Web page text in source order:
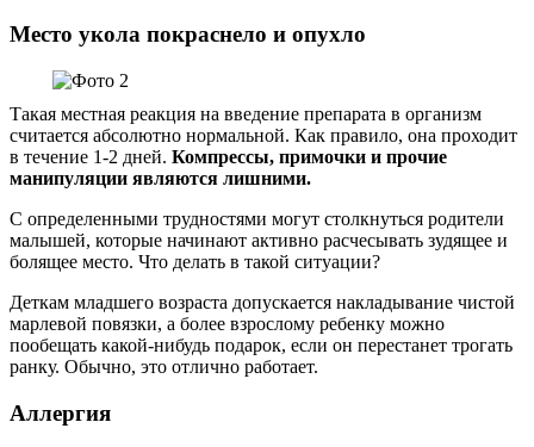
Место укола покраснело и опухло
Такая местная реакция на введение препарата в организм
считается абсолютно нормальной. Как правило, она проходит
в течение 1-2 дней. Компрессы, примочки и прочие
манипуляции являются лишними.
С определенными трудностями могут столкнуться родители
малышей, которые начинают активно расчесывать зудящее и
болящее место. Что делать в такой ситуации?
Деткам младшего возраста допускается накладывание чистой
марлевой повязки, а более взрослому ребенку можно
пообещать какой-нибудь подарок, если он перестанет трогать
ранку. Обычно, это отлично работает.
Аллергия